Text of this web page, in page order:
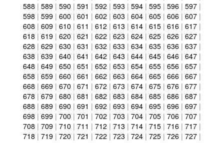
588 | 589 | 590 | 591 | 592 | 593 | 594 | 595 | 596 | 597 |
598 | 599 | 600 | 601 | 602 | 603 | 604 | 605 | 606 | 607 |
608 | 609 | 610 | 611 | 612 | 613 | 614 | 615 | 616 | 617 |
618 | 619 | 620 | 621 | 622 | 623 | 624 | 625 | 626 | 627 |
628 | 629 | 630 | 631 | 632 | 633 | 634 | 635 | 636 | 637 |
638 | 639 | 640 | 641 | 642 | 643 | 644 | 645 | 646 | 647 |
648 | 649 | 650 | 651 | 652 | 653 | 654 | 655 | 656 | 657 |
658 | 659 | 660 | 661 | 662 | 663 | 664 | 665 | 666 | 667 |
668 | 669 | 670 | 671 | 672 | 673 | 674 | 675 | 676 | 677 |
678 | 679 | 680 | 681 | 682 | 683 | 684 | 685 | 686 | 687 |
688 | 689 | 690 | 691 | 692 | 693 | 694 | 695 | 696 | 697 |
698 | 699 | 700 | 701 | 702 | 703 | 704 | 705 | 706 | 707 |
708 | 709 | 710 | 711 | 712 | 713 | 714 | 715 | 716 | 717 |
718 | 719 | 720 | 721 | 722 | 723 | 724 | 725 | 726 | 727 |